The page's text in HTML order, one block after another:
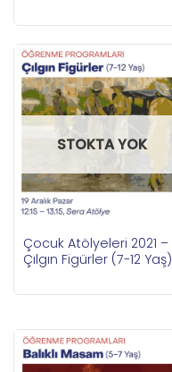
STOKTA YOK
Çocuk Atölyeleri 2021 –
Çılgın Figürler (7-12 Yaş)